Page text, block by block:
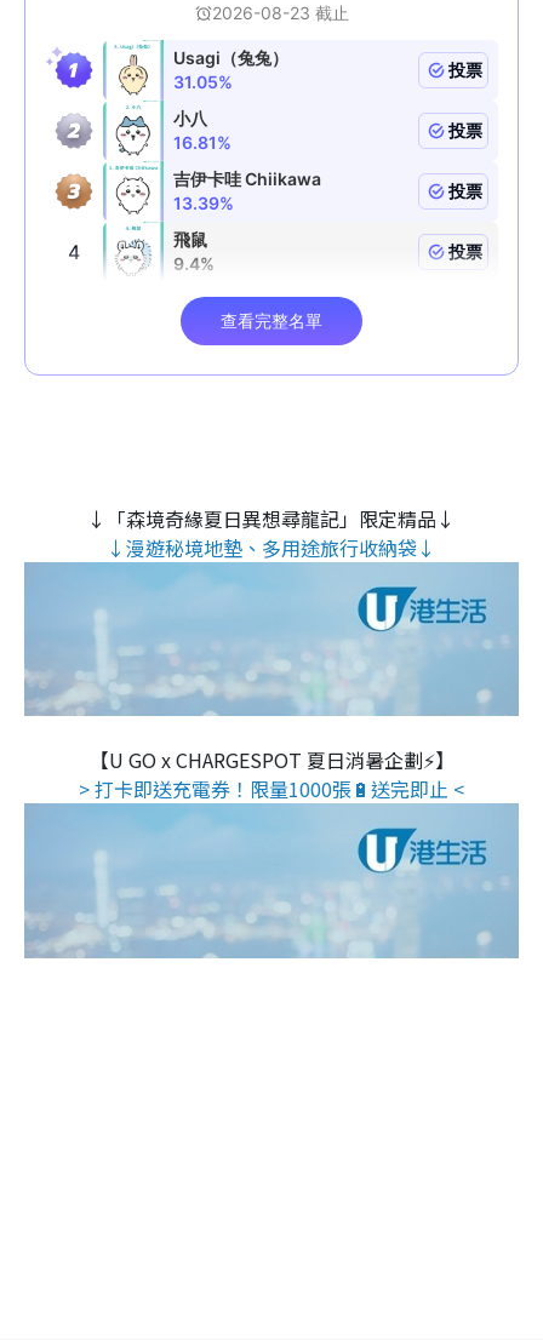
↓「森境奇緣夏日異想尋龍記」限定精品↓
↓漫遊秘境地墊、多用途旅行收納袋↓
【U GO x CHARGESPOT 夏日消暑企劃⚡】
> 打卡即送充電券！限量1000張🔋送完即止 <